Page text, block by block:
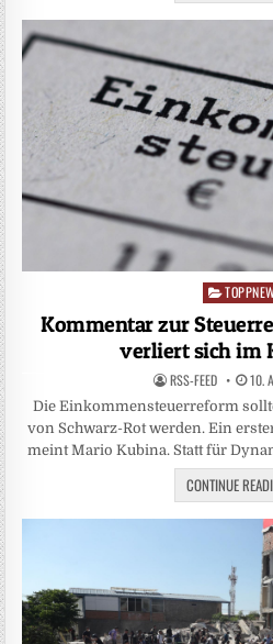
Posted
in
Kommentar zur
verliert sich im
RSS-FEED 10.
Die Einkommensteuerreform
von Schwarz-Rot werden. Ein
meint Mario Kubina. Statt für
CONTINUE